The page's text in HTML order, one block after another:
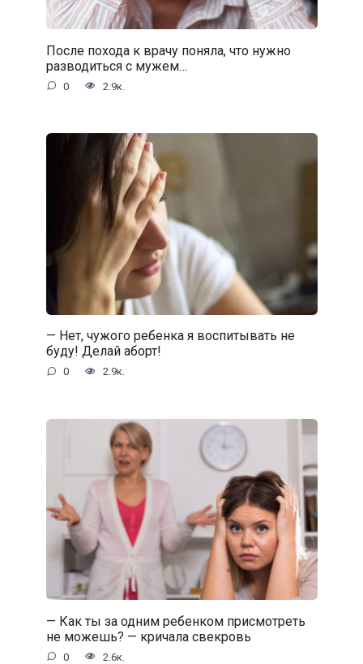
После похода к врачу поняла, что нужно
разводиться с мужем…
0 2.9к.
— Нет, чужого ребенка я воспитывать не
буду! Делай аборт!
0 2.9к.
— Как ты за одним ребенком присмотреть
не можешь? — кричала свекровь
0 2.6к.